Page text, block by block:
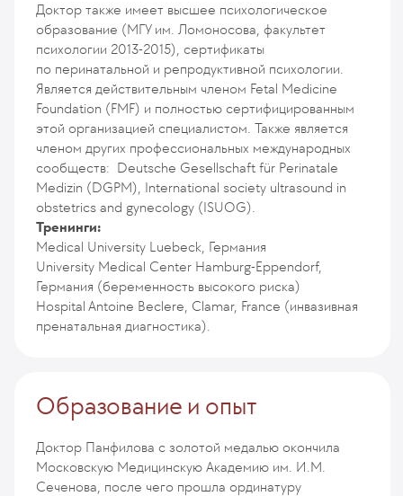
Доктор также имеет высшее психологическое
образование (МГУ им. Ломоносова, факультет
психологии 2013-2015), сертификаты
по перинатальной и репродуктивной психологии.
Является действительным членом Fetal Medicine
Foundation (FMF) и полностью сертифицированным
этой организацией специалистом. Также является
членом других профессиональных международных
сообществ: Deutsche Gesellschaft für Perinatale
Medizin (DGPM), International society ultrasound in
obstetrics and gynecology (ISUOG).
Тренинги:
Medical University Luebeck, Германия
University Medical Center Hamburg-Eppendorf,
Германия (беременность высокого риска)
Hospital Antoine Beclere, Clamar, France (инвазивная
пренатальная диагностика).
Образование и опыт
Доктор Панфилова с золотой медалью окончила
Московскую Медицинскую Академию им. И.М.
Сеченова, после чего прошла ординатуру